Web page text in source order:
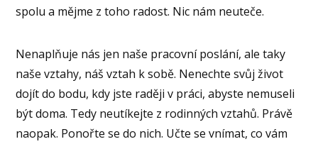
spolu a mějme z toho radost. Nic nám neuteče.
Nenaplňuje nás jen naše pracovní poslání, ale taky
naše vztahy, náš vztah k sobě. Nenechte svůj život
dojít do bodu, kdy jste raději v práci, abyste nemuseli
být doma. Tedy neutíkejte z rodinných vztahů. Právě
naopak. Ponořte se do nich. Učte se vnímat, co vám